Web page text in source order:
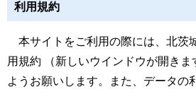
利用規約
本サイトをご利用の際には、 北茨
用規約 （新しいウインドウが開きま
ようお願いします。また、データの